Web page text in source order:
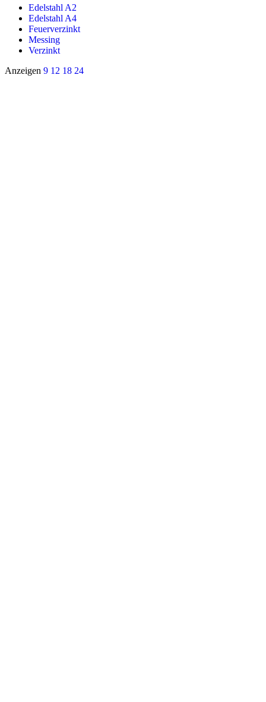
Edelstahl A2
Edelstahl A4
Feuerverzinkt
Messing
Verzinkt
Anzeigen 9 12 18 24